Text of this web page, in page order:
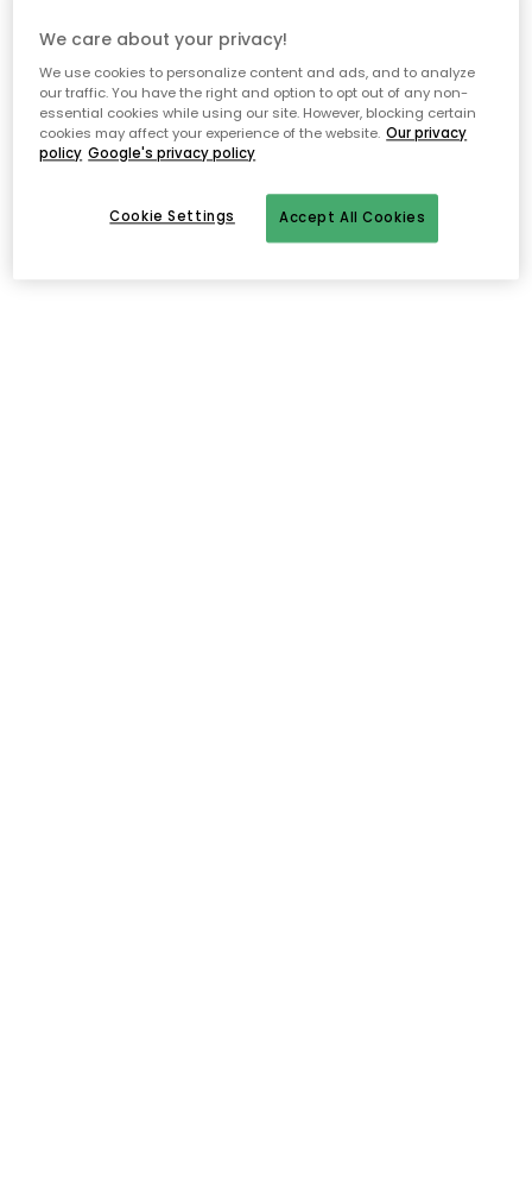
We care about your privacy!
We use cookies to personalize content and ads, and to analyze
our traffic. You have the right and option to opt out of any non-
essential cookies while using our site. However, blocking certain
cookies may affect your experience of the website. Our privacy
policy Google's privacy policy
Accept All Cookies
Cookie Settings